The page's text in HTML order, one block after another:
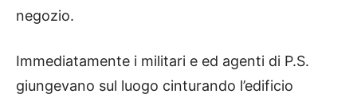
negozio.
Immediatamente i militari e ed agenti di P.S.
giungevano sul luogo cinturando l’edificio